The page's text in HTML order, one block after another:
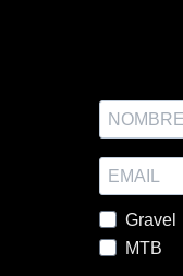
Gravel
MTB